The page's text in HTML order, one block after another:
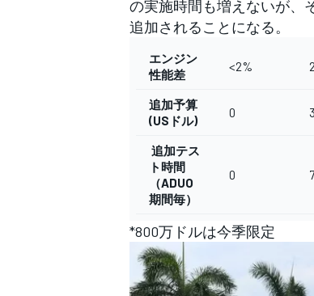
の実施時間も増えないが、
追加されることになる。
エンジン
性能差
<2%
追加予算
(USドル)
0
追加テス
ト時間
（ADUO
期間毎）
0
*800万ドルは今季限定